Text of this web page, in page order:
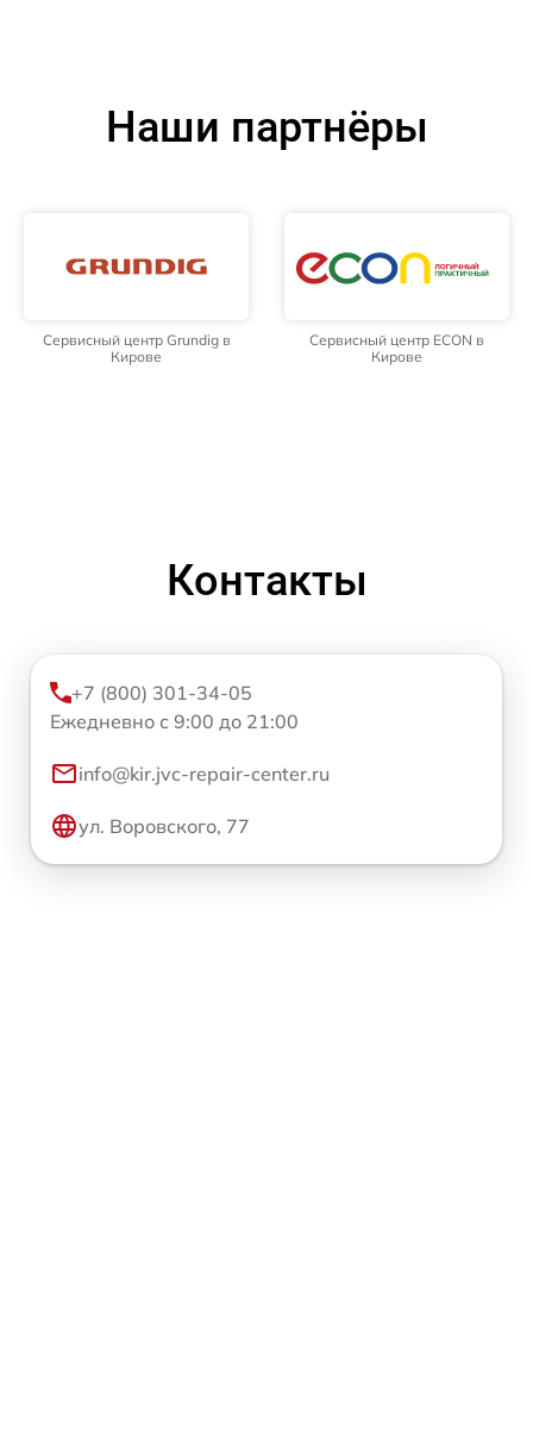
Наши партнёры
Сервисный центр Grundig в
Кирове
Сервисный центр ECON в
Кирове
Контакты
+7 (800) 301-34-05
Ежедневно с 9:00 до 21:00
info@kir.jvc-repair-center.ru
ул. Воровского, 77